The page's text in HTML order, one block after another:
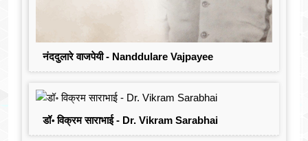
नंददुलारे वाजपेयी - Nanddulare Vajpayee
डॉ॰ विक्रम साराभाई - Dr. Vikram Sarabhai